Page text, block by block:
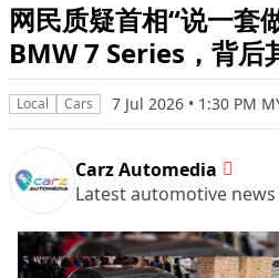
网民质疑首相“说一套
BMW 7 Series，背后
Local Cars 7 Jul 2026 • 1:30 PM
Carz Automedia
Latest automotive